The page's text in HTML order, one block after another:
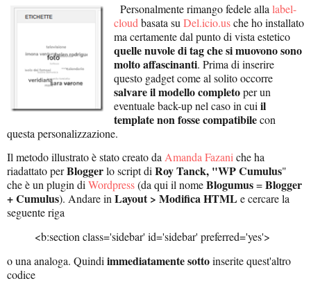
Personalmente rimango fedele alla label-
cloud basata su Del.icio.usche ho installato
ma certamente dal punto di vista estetico
quelle nuvole di tag che si muovono sono
molto affascinanti. Prima di inserire
questo gadget come al solito occorre
salvare il modello completoper un
eventuale back-up nel caso in cui il
template non fosse compatibilecon
questa personalizzazione.
Il metodo illustrato è stato creato daAmanda Fazaniche ha
riadattato perBloggerlo script diRoy Tanck, "WP Cumulus"
che è un plugin diWordpress(da qui il nomeBlogumus=Blogger
+ Cumulus). Andare inLayout > Modifica HTML e cercare la
seguente riga
<b:section class='sidebar' id='sidebar' preferred='yes'>
o una analoga. Quindi immediatamente sottoinserite quest'altro
codice